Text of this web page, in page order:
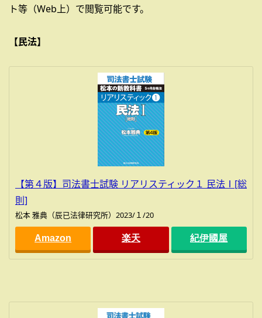
ト等（Web上）で閲覧可能です。
【民法】
【第４版】司法書士試験 リアリスティック１ 民法Ⅰ[総
則]
松本 雅典（辰已法律研究所）2023/１/20
Amazon 楽天 紀伊國屋